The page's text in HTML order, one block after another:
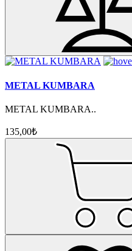
METAL KUMBARA
METAL KUMBARA..
135,00₺